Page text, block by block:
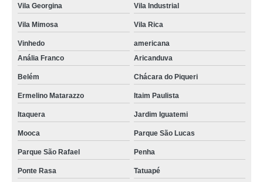
Vila Georgina Vila Industrial
Vila Mimosa Vila Rica
Vinhedo
americana
Anália Franco
Aricanduva
Belém Chácara do Piqueri
Ermelino Matarazzo Itaim Paulista
Itaquera Jardim Iguatemi
Mooca Parque São Lucas
Parque São Rafael Penha
Ponte Rasa Tatuapé